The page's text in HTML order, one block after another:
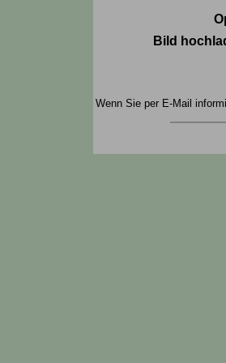
Bild
Wenn Sie per E-Mail